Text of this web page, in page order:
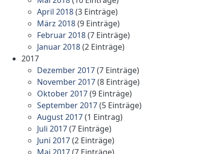
April 2018(3 Einträge)
März 2018(9 Einträge)
Februar 2018(7 Einträge)
Januar 2018(2 Einträge)
2017
Dezember 2017(7 Einträge)
November 2017(8 Einträge)
Oktober 2017(9 Einträge)
September 2017(5 Einträge)
August 2017(1 Eintrag)
Juli 2017(7 Einträge)
Juni 2017(2 Einträge)
Mai 2017(7 Einträge)